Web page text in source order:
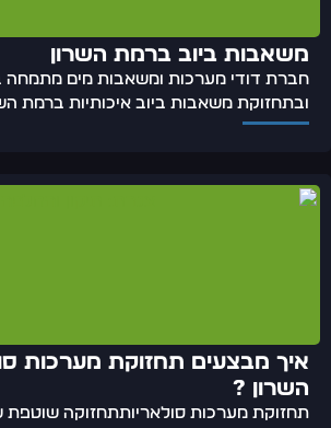
משאבות ביוב ברמת השרון
חברת דודי מערכות ומשאבות מים מתמחה
ובתחזוקת משאבות ביוב איכותיות ברמת
איך מבצעים תחזוקת מערכות
השרון ?
תחזוקת מערכות סולאריותתחזוקה שוטפת